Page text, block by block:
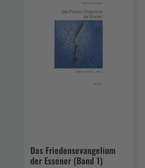
Das Friedensevangelium
der Essener (Band 1)